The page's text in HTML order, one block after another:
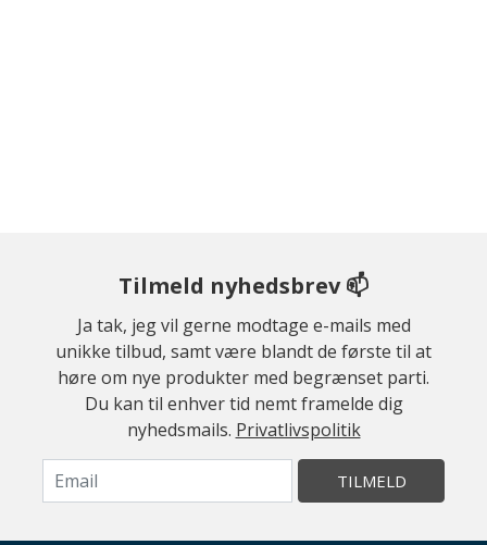
Tilmeld nyhedsbrev 📫
Ja tak, jeg vil gerne modtage e-mails med
unikke tilbud, samt være blandt de første til at
høre om nye produkter med begrænset parti.
Du kan til enhver tid nemt framelde dig
nyhedsmails. Privatlivspolitik
TILMELD